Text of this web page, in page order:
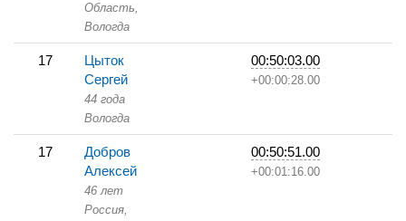
Область,
Вологда
17
Цыток
Сергей
44 года
Вологда
00:50:03.00
+00:00:28.00
17
Добров
Алексей
46 лет
Россия,
00:50:51.00
+00:01:16.00